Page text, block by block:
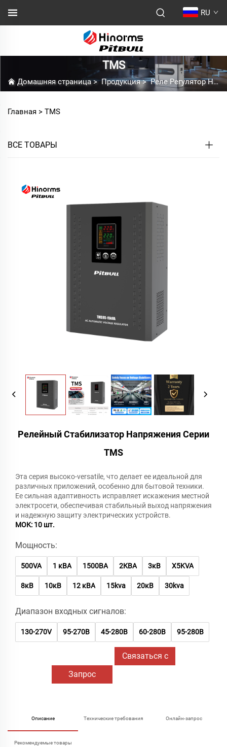
RU
TMS
Домашняя страница>Продукция>Реле Регулятор Напряжения
Главная > TMS
ВСЕ ТОВАРЫ
Релейный Стабилизатор Напряжения Серии
TMS
Эта серия высоко-versatile, что делает ее идеальной для
различных приложений, особенно для бытовой техники.
Ее сильная адаптивность исправляет искажения местной
электросети, обеспечивая стабильный выход напряжения
и надежную защиту электрических устройств.
МОК: 10 шт.
Мощность:
500VA 1 кВА 1500ВА 2КВА 3кВ X5KVA
8кВ 10кВ 12 кВА 15kva 20кВ 30kva
Диапазон входных сигналов:
130-270V 95-270В 45-280В 60-280В 95-280В
Запрос
Связаться с
Описание Технические требования Онлайн-запрос
Рекомендуемые товары